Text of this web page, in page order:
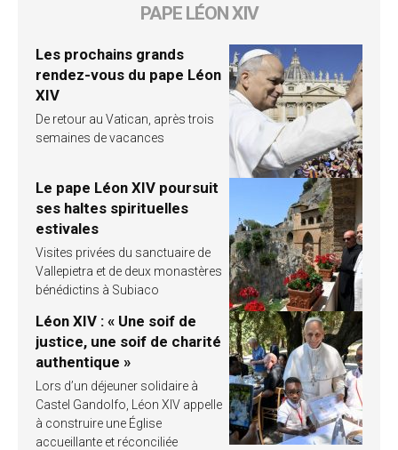
PAPE LÉON XIV
Les prochains grands
rendez-vous du pape Léon
XIV
De retour au Vatican, après trois
semaines de vacances
Le pape Léon XIV poursuit
ses haltes spirituelles
estivales
Visites privées du sanctuaire de
Vallepietra et de deux monastères
bénédictins à Subiaco
Léon XIV : « Une soif de
justice, une soif de charité
authentique »
Lors d’un déjeuner solidaire à
Castel Gandolfo, Léon XIV appelle
à construire une Église
accueillante et réconciliée